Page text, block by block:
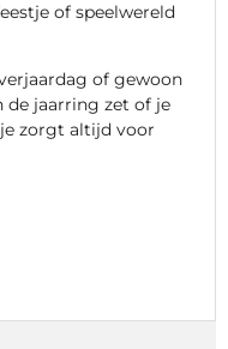
of speelwereld
of gewoon
de jaarring zet of je
zorgt altijd voor